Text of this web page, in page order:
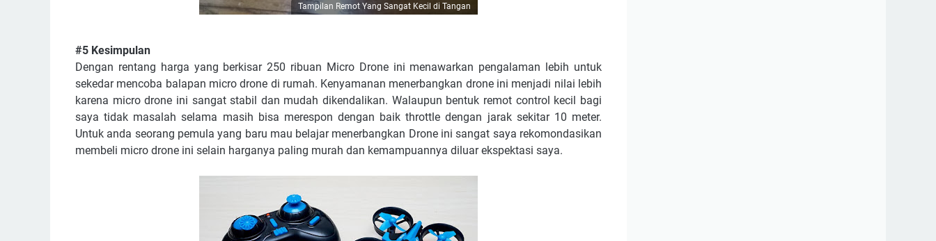
Tampilan Remot Yang Sangat Kecil di Tangan
#5 Kesimpulan
Dengan rentang harga yang berkisar 250 ribuan Micro Drone ini menawarkan pengalaman lebih untuk
sekedar mencoba balapan micro drone di rumah. Kenyamanan menerbangkan drone ini menjadi nilai lebih
karena micro drone ini sangat stabil dan mudah dikendalikan. Walaupun bentuk remot control kecil bagi
saya tidak masalah selama masih bisa merespon dengan baik throttle dengan jarak sekitar 10 meter.
Untuk anda seorang pemula yang baru mau belajar menerbangkan Drone ini sangat saya rekomondasikan
membeli micro drone ini selain harganya paling murah dan kemampuannya diluar ekspektasi saya.